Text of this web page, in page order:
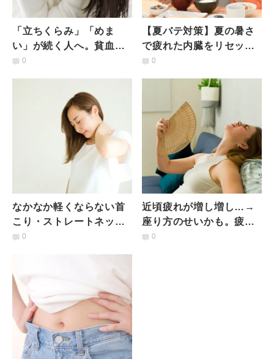
「立ちくらみ」「めま
い」が続く人へ。貧血だ
けじゃない“見逃されがち
0
【夏バテ対策】夏の暑さ
で疲れた内臓をリセット
するストレッチ
0
なかなか軽くならない首
こり・ストレートネック
に効果アリ！姿勢もきれ
0
近頃疲れが増し増し…→
座り方のせいかも。疲労
回避に◎上半身をスライ
0